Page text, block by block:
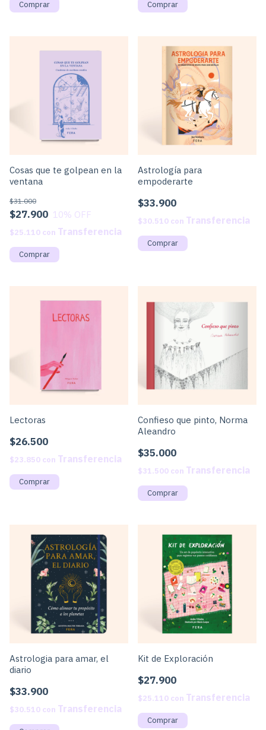
Cosas que te golpean en la
ventana
$27.900
$31.000
10% OFF
$25.110 con
Astrología para
empoderarte
$33.900
$30.510 con
Lectoras
$26.500
$23.850 con
Confieso que pinto, Norma
Aleandro
$35.000
$31.500 con
Astrologia para amar, el
diario
$33.900
$30.510 con
Kit de Exploración
$27.900
$25.110 con